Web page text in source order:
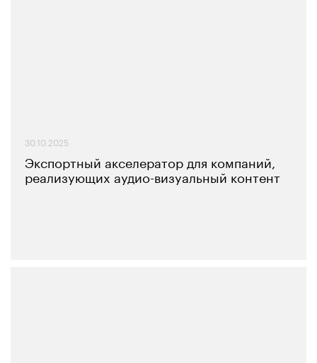
30.10.2025
Экспортный акселератор для компаний,
реализующих аудио-визуальный контент